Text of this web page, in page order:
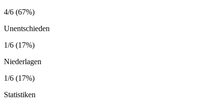
4/6 (67%)
Unentschieden
1/6 (17%)
Niederlagen
1/6 (17%)
Statistiken